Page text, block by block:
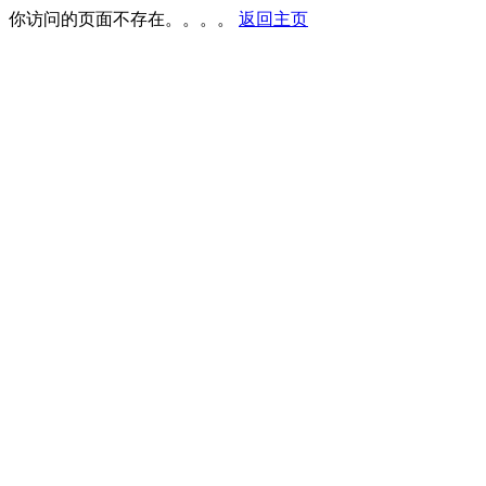
你访问的页面不存在。。。。 返回主页